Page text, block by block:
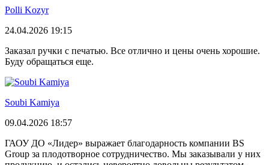
Polli Kozyr
24.04.2026 19:15
Заказал ручки с печатью. Все отлично и цены очень хорошие.
Буду обращаться еще.
Soubi Kamiya
09.04.2026 18:57
ГАОУ ДО «Лидер» выражает благодарность компании BS
Group за плодотворное сотрудничество. Мы заказывали у них